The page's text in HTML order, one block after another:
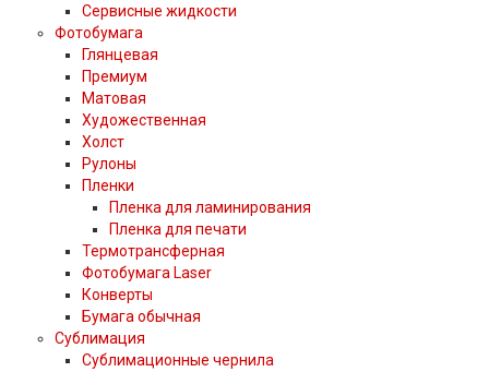
Сервисные жидкости
Фотобумага
Глянцевая
Премиум
Матовая
Художественная
Холст
Рулоны
Пленки
Пленка для ламинирования
Пленка для печати
Термотрансферная
Фотобумага Laser
Конверты
Бумага обычная
Сублимация
Сублимационные чернила